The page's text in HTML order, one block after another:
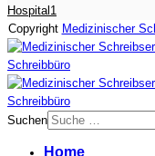
Hospital1
Copyright Medizinischer
Suchen
Home